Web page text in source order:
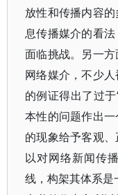
放性和传播内容
息传播媒介的看
面临挑战。另一
网络媒介，不少
的例证得出了过
本性的问题作出
的现象给予客观
以对网络新闻传
线，构架其体系是